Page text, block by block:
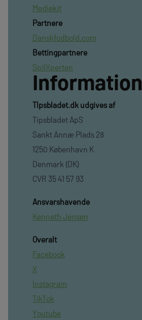
Mediekit
Partnere
Danskfodbold.com
Bettingpartnere
SpilXperten
Information
TIpsbladet.dk udgives af
Tipsbladet ApS
Sankt Annæ Plads 28
1250 København K
Denmark (DK)
CVR 35 41 57 93
Ansvarshavende
Kenneth Jensen
Overalt
Facebook
X
Instagram
TikTok
Youtube